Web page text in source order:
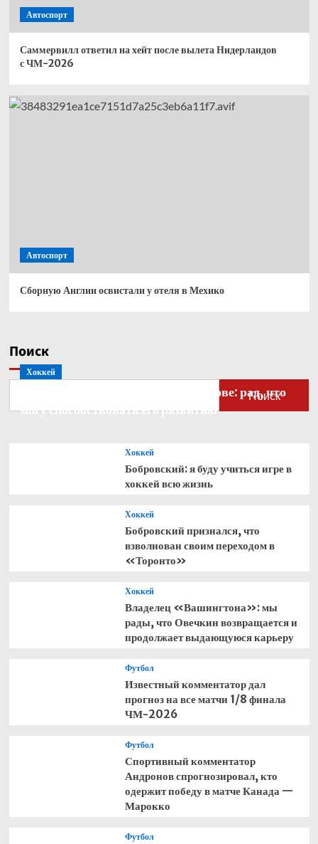
Автоспорт
Саммервилл ответил на хейт после вылета Нидерландов
с ЧМ-2026
Автоспорт
Сборную Англии освистали у отеля в Мехико
Поиск
Поиск
Хоккей
Бобровский — о голкипере Ахтямове: рад, что
могу способствовать его развитию
Хоккей
Бобровский: я буду учиться игре в
хоккей всю жизнь
Хоккей
Бобровский признался, что
взволнован своим переходом в
«Торонто»
Хоккей
Владелец «Вашингтона»: мы
рады, что Овечкин возвращается и
продолжает выдающуюся карьеру
Футбол
Известный комментатор дал
прогноз на все матчи 1/8 финала
ЧМ-2026
Футбол
Спортивный комментатор
Андронов спрогнозировал, кто
одержит победу в матче Канада —
Марокко
Футбол